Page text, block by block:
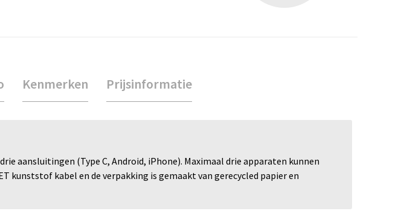
Kenmerken Prijsinformatie
aansluitingen (Type C, Android, iPhone). Maximaal drie apparaten kunnen
kunststof kabel en de verpakking is gemaakt van gerecycled papier en